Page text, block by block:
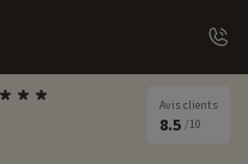
Avis clients
8.5 /10